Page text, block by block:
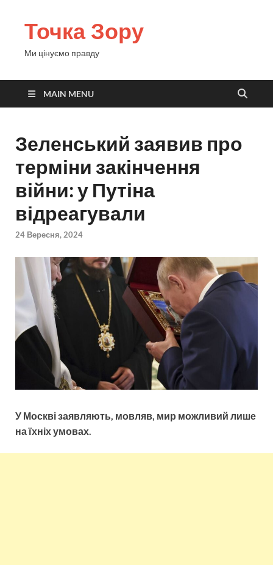
Точка Зору
Ми цінуємо правду
MAIN MENU
Зеленський заявив про
терміни закінчення
війни: у Путіна
відреагували
24 Вересня, 2024
У Москві заявляють, мовляв, мир можливий лише
на їхніх умовах.